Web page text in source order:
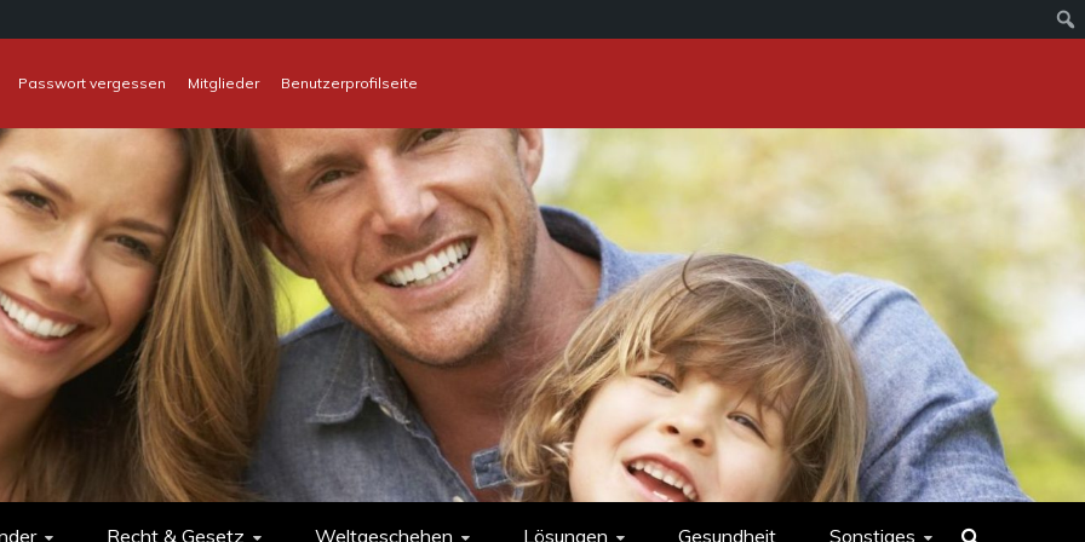
Passwort vergessen Mitglieder
Benutzerprofilseite
Recht & Gesetz Weltgeschehen Lösungen Gesundheit Sonstiges